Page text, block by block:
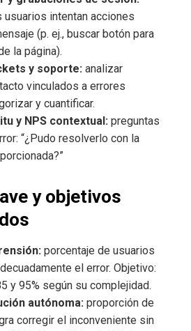
intentan acciones
(p. ej., buscar botón para
la página).
y soporte: analizar
vinculados a errores
y cuantificar.
y NPS contextual: preguntas
“¿Pudo resolverlo con la
y objetivos
porcentaje de usuarios
el error. Objetivo:
y 95% según su complejidad.
autónoma: proporción de
corregir el inconveniente sin